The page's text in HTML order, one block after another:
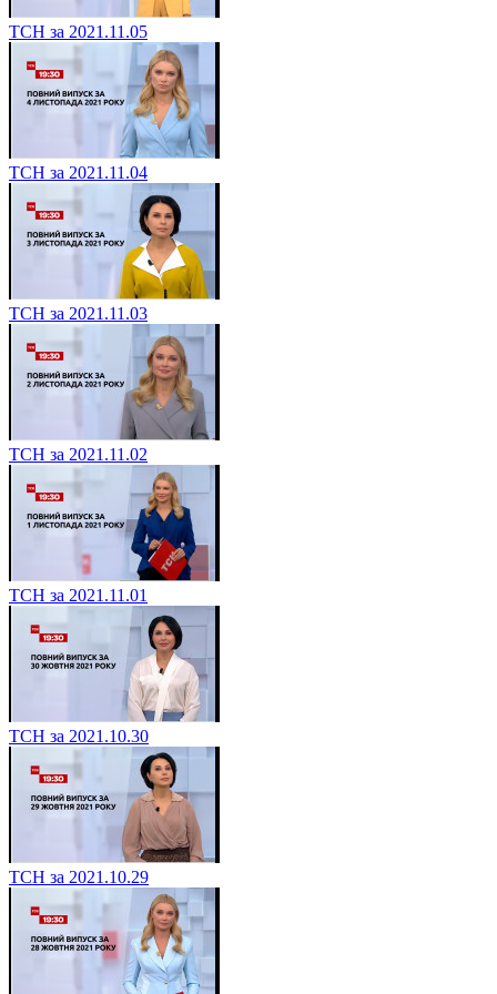
ТСН за 2021.11.05
ТСН за 2021.11.04
ТСН за 2021.11.03
ТСН за 2021.11.02
ТСН за 2021.11.01
ТСН за 2021.10.30
ТСН за 2021.10.29